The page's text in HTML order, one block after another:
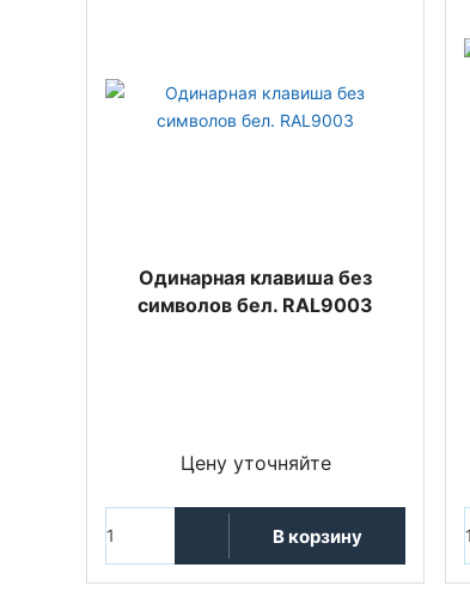
Одинарная клавиша без
символов бел. RAL9003
Цену уточняйте
В корзину